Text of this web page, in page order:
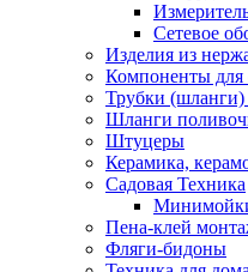
Сетевое
Изделия из
Компоненты для
Трубки
Шланги
Штуцеры
Керамика,
Садовая Техника
Пена-клей
Фляги-бидоны